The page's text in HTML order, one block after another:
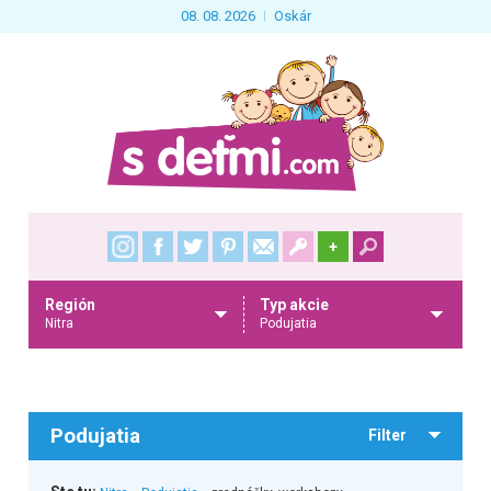
08. 08. 2026 Oskár
+
Región
Nitra
Typ akcie
Podujatia
Podujatia Filter